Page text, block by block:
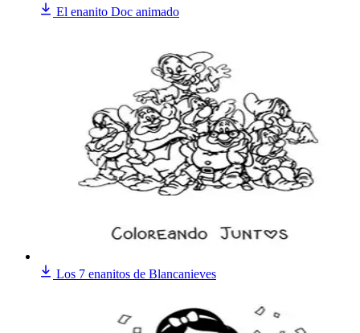
El enanito Doc animado
Los 7 enanitos de Blancanieves